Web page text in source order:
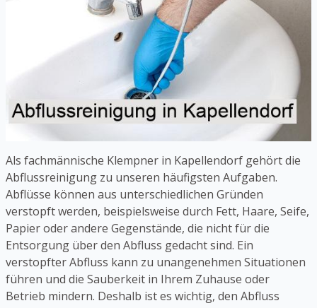
Als fachmännische Klempner in Kapellendorf gehört die
Abflussreinigung zu unseren häufigsten Aufgaben.
Abflüsse können aus unterschiedlichen Gründen
verstopft werden, beispielsweise durch Fett, Haare, Seife,
Papier oder andere Gegenstände, die nicht für die
Entsorgung über den Abfluss gedacht sind. Ein
verstopfter Abfluss kann zu unangenehmen Situationen
führen und die Sauberkeit in Ihrem Zuhause oder
Betrieb mindern. Deshalb ist es wichtig, den Abfluss